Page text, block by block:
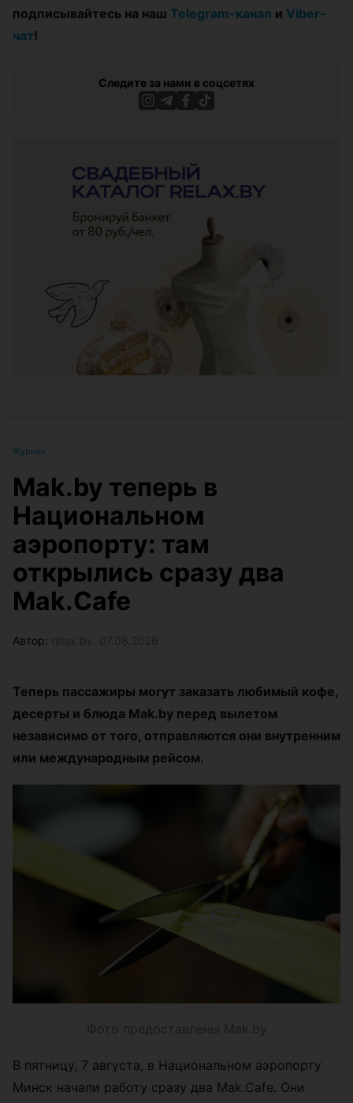
подписывайтесь на наш Telegram-канал и Viber-
чат!
Следите за нами в соцсетях
Журнал
Mak.by теперь в
Национальном
аэропорту: там
открылись сразу два
Mak.Cafe
Автор:
Теперь пассажиры могут заказать любимый кофе,
десерты и блюда Mak.by перед вылетом
независимо от того, отправляются они внутренним
или международным рейсом.
Фото предоставлены Mak.by
В пятницу, 7 августа, в Национальном аэропорту
Минск начали работу сразу два Mak.Cafe. Они